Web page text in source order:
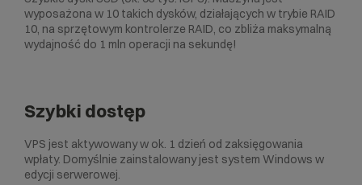
wyposażona w 10 takich dysków, działających w trybie RAID
10, na sprzętowym kontrolerze RAID, co zbliża maksymalną
wydajność do 1 mln operacji na sekundę!
Szybki dostęp
VPS jest aktywowany w ok. 1 dzień od zaksięgowania
wpłaty. Domyślnie zainstalowany jest system Windows w
edycji serwerowej.